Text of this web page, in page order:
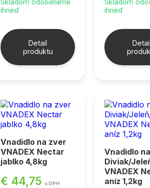
ihneď
Detail
produktu
ihneď
Vnadidlo na zver
VNADEX Nectar
jablko 4,8kg
€ 44,75 s DPH
Vnadidlo
Diviak/
VNADEX
aníz 1,2kg